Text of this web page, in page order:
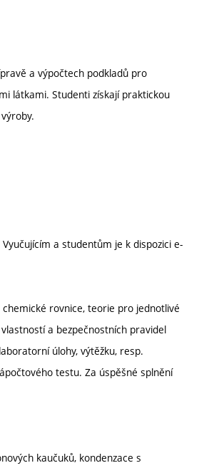
a výpočtech podkladů pro
látkami. Studenti získají praktickou
a studentům je k dispozici e-
rovnice, teorie pro jednotlivé
a bezpečnostních pravidel
úlohy, výtěžku, resp.
testu. Za úspěšné splnění
kaučuků, kondenzace s